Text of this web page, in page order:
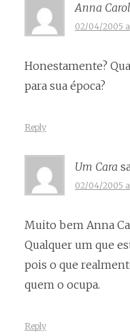
Anna
02/04/2005
Honestamente?
para sua época?
Reply
Um Cara
02/04/2005
Muito bem Anna
Qualquer um que
pois o que
quem o ocupa.
Reply